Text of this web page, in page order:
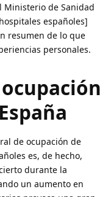
Ministerio de Sanidad
españoles]
resumen de lo que
personales.
de ocupación de
es, de hecho,
durante la
un aumento en